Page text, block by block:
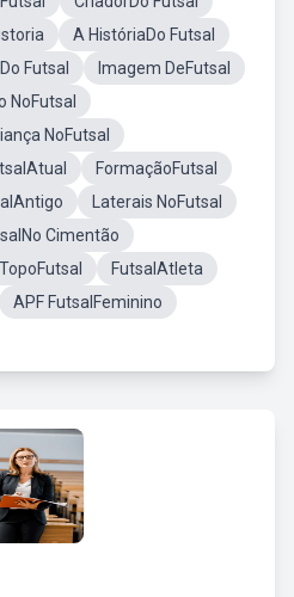
A HistóriaDo Futsal
Futsal
Imagem DeFutsal
NoFutsal
NoFutsal
FormaçãoFutsal
Laterais NoFutsal
Cimentão
TopoFutsal
FutsalAtleta
APF FutsalFeminino